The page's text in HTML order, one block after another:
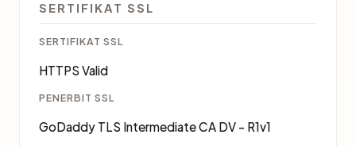
SERTIFIKAT SSL
SERTIFIKAT SSL
HTTPS Valid
PENERBIT SSL
GoDaddy TLS Intermediate CA DV - R1v1